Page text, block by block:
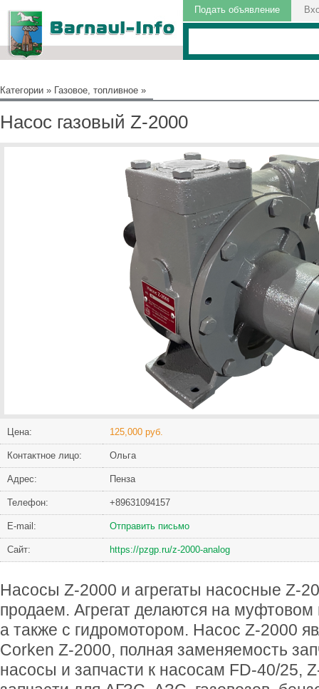
Подать объявление
Категории » Газовое, топливное »
Насос газовый Z-2000
Цена: 125,000 руб.
Контактное лицо: Ольга
Адрес: Пенза
Телефон: +89631094157
Е-mail: Отправить письмо
Сайт: https://pzgp.ru/z-2000-analog
Насосы Z-2000 и агрегаты насосные Z-
продаем. Агрегат делаются на
а также с гидромотором. Насос Z-2000
Corken Z-2000, полная заменяемость
насосы и запчасти к насосам FD-40/25,